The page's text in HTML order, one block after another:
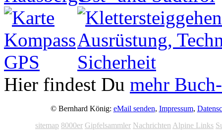
Hier findest Du mehr
© Bernhard König: eMail senden, Impressum,
sitemap 8000er Gipfelsammler Nachrichten Alpine Links